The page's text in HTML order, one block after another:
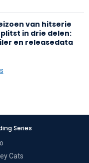
van hitserie
in drie delen:
en releasedata
Series
Cats